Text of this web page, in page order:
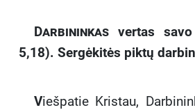
Darbininkasvertas
5,18). Sergėkitės piktų
Viešpatie Kristau,